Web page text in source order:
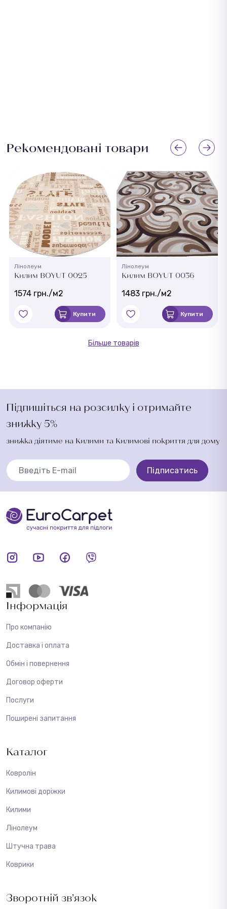
Рекомендовані товари
Лінолеум
Килим BOYUT 0025
1574 грн./м2
Купити
Лінолеум
Килим BOYUT 0036
1483 грн./м2
Купити
Більше товарів
Підпишіться на розсилку і отримайте
знижку 5%
знижка діятиме на Килими та Килимові покриття для дому
Підписатись
Інформація
Про компанію
Доставка і оплата
Обмін і повернення
Договор оферти
Послуги
Поширені запитання
Каталог
Ковролін
Килимові доріжки
Килими
Лінолеум
Штучна трава
Коврики
Зворотній зв’язок